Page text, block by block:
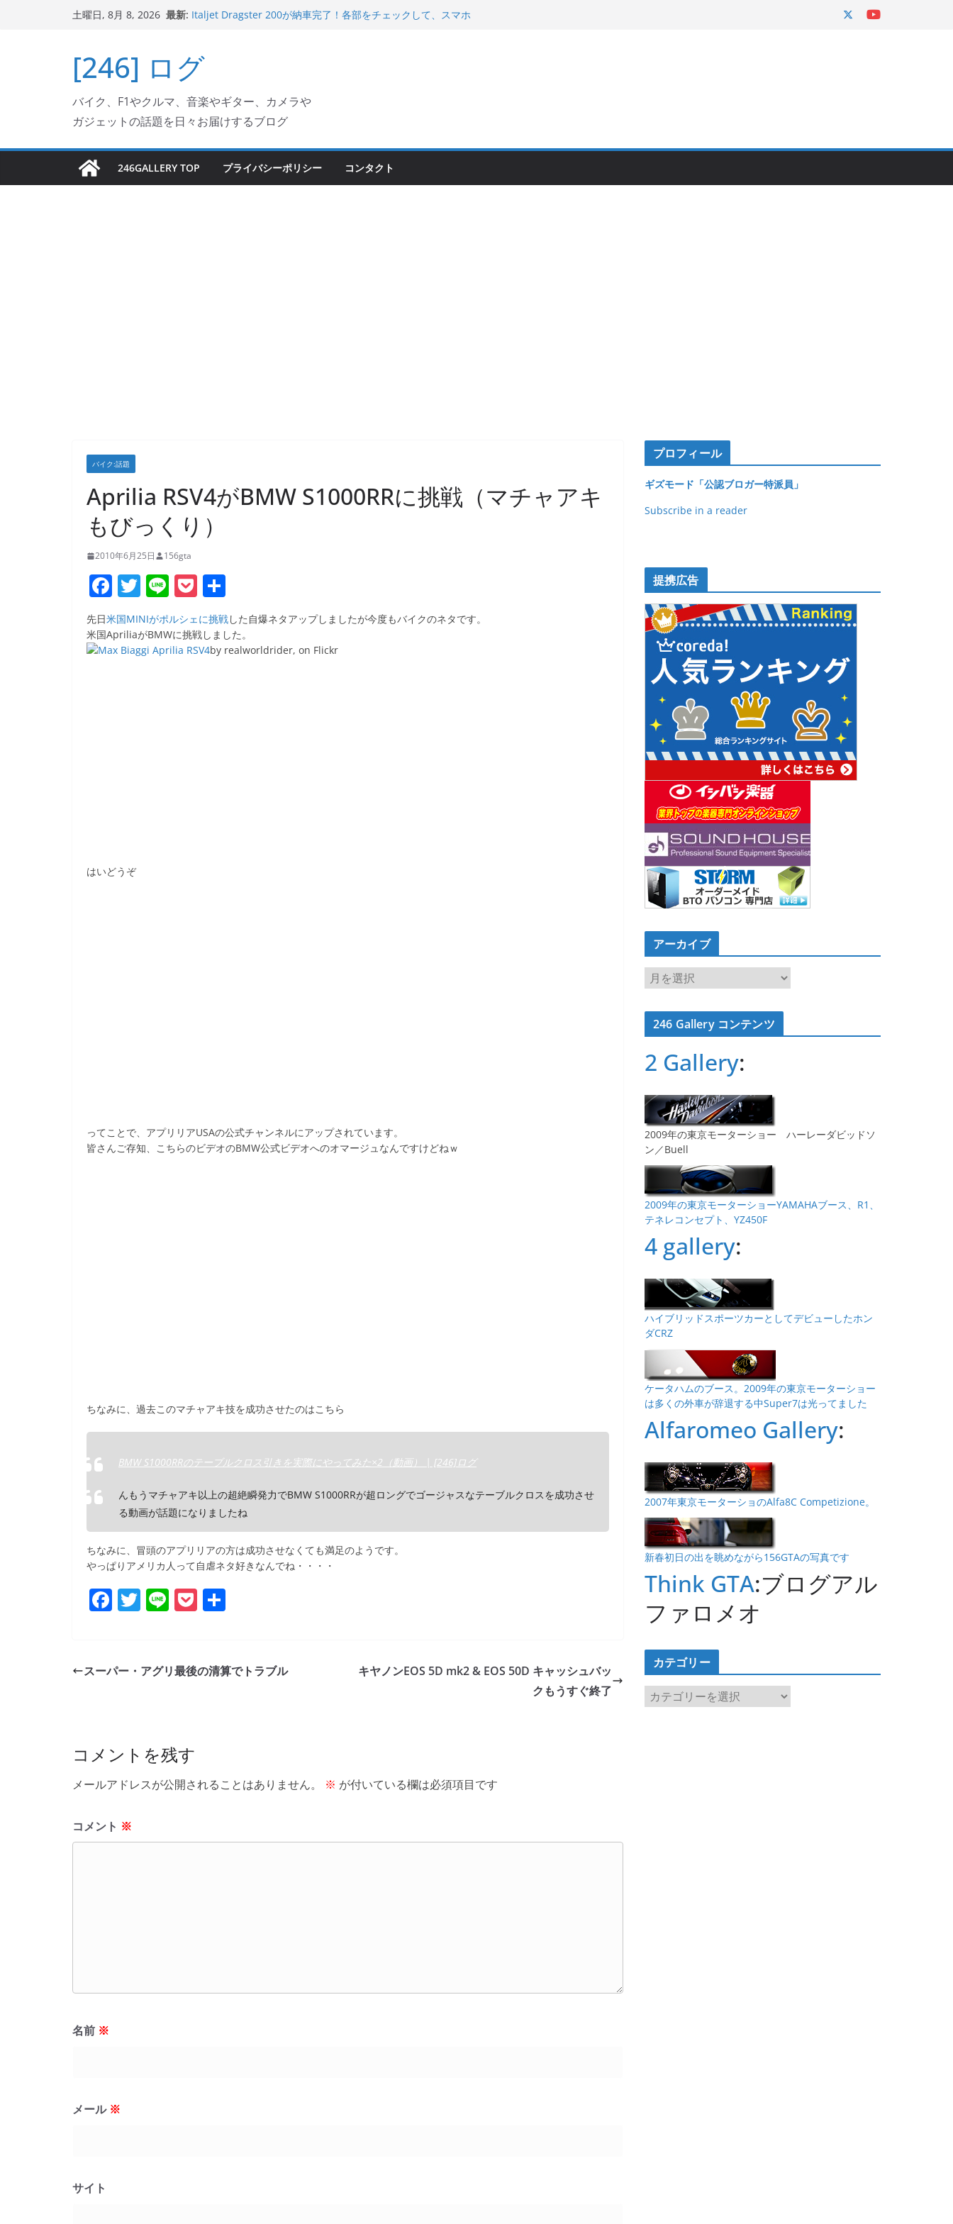
キ
プ
土曜日, 8月 8, 2026 最新: Italjet Dragster 200が納車完了！各部をチェックして、スマホ
Ken Block 逝去
岩手県奥州市へのふるさと納税で KGR HARMONY 南部鉄器エ
Italjet Dragster 200のフロントISSサスの動きが判ったらコーナ
リングが楽しくなった
[246] ログ
バイク、F1やクルマ、音楽やギター、カメラや
ガジェットの話題を日々お届けするブログ
246GALLERY TOP プライバシーポリシー コンタクト
バイク:話題
Aprilia RSV4がBMW S1000RRに挑戦（マチャアキ
もびっくり）
2010年6月25日 156gta
F
a
c
e
T
w
itt
er
Li
n
e
P
o
ck
et
有
先日米国MINIがポルシェに挑戦した自爆ネタアップしましたが今度もバイクのネタです。
米国ApriliaがBMWに挑戦しました。
by realworldrider, on Flickr
はいどうぞ
ってことで、アプリリアUSAの公式チャンネルにアップされています。
皆さんご存知、こちらのビデオのBMW公式ビデオへのオマージュなんですけどねｗ
ちなみに、過去このマチャアキ技を成功させたのはこちら
BMW S1000RRのテーブルクロス引きを実際にやってみた×2（動画） | [246]ログ
んもうマチャアキ以上の超絶瞬発力でBMW S1000RRが超ロングでゴージャスなテーブルクロスを成功させ
る動画が話題になりましたね
ちなみに、冒頭のアプリリアの方は成功させなくても満足のようです。
やっぱりアメリカ人って自虐ネタ好きなんでね・・・・
F
e
k
T
er
Li P
et
スーパー・アグリ最後の清算でトラブル
キヤノンEOS 5D mk2 & EOS 50D キャッシュバッ
クもうすぐ終了
コメントを残す
メールアドレスが公開されることはありません。 ※ が付いている欄は必須項目です
コメント ※
名前 ※
メール ※
サイト
プロフィール
ギズモード「公認ブロガー特派員」
Subscribe in a reader
提携広告
アーカイブ
ア
ー
カ
イ246 Gallery コンテンツ
2 Gallery:
2009年の東京モーターショー ハーレーダビッドソ
ン／Buell
2009年の東京モーターショーYAMAHAブース、R1、
テネレコンセプト、YZ450F
4 gallery:
ハイブリッドスポーツカーとしてデビューしたホン
ダCRZ
ケータハムのブース。2009年の東京モーターショー
は多くの外車が辞退する中Super7は光ってました
Alfaromeo Gallery:
2007年東京モーターショのAlfa8C Competizione。
新春初日の出を眺めながら156GTAの写真です
Think GTA:ブログアル
ファロメオ
カテゴリー
カ
テ